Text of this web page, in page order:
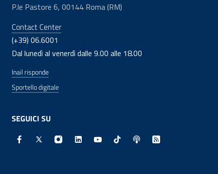
P.le Pastore 6, 00144 Roma (RM)
Contact Center
(+39) 06.6001
Dal lunedì al venerdì dalle 9.00 alle 18.00
Inail risponde
Sportello digitale
SEGUICI SU
Facebook - Sito esterno - Apertura in nuova finestra
X - Sito esterno - Apertura in nuova finestra
Instagram - Sito esterno - Apertura in
Linkedin - Sito esterno - Apertura in
Youtube - Sito esterno -
TikTok - Sito esterno -
Spreaker - Sito
Feed RSS -